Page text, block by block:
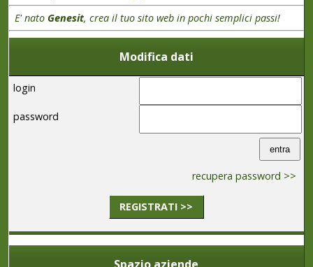
E' nato Genesit, crea il tuo sito web in pochi semplici passi!
Modifica dati
login
password
recupera password >>
REGISTRATI >>